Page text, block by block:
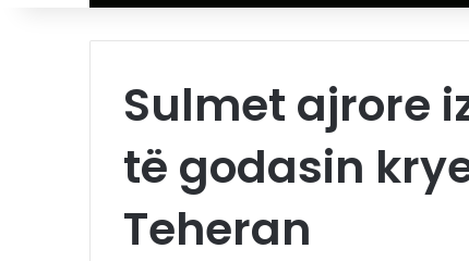
Sulmet ajrore
të godasin
Teheran